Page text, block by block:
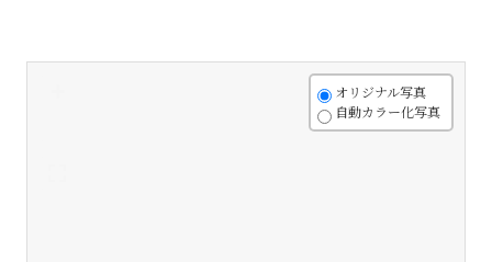
オリジナル写真
自動カラー化写真